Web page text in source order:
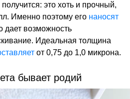
это хоть и прочный,
Именно поэтому его наносят
дает возможность
Идеальная толщина
от 0,75 до 1,0 микрона.
бывает родий